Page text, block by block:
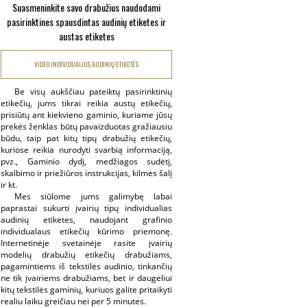
Suasmeninkite savo drabužius naudodami
pasirinktines spausdintas audinių etiketes ir
austas etiketes
VIDEO INDIVIDUALIOS AUDINIŲ ETIKETĖS
Be visų aukščiau pateiktų pasirinktinių
etikečių, jums tikrai reikia austų etikečių,
prisiūtų ant kiekvieno gaminio, kuriame jūsų
prekės ženklas būtų pavaizduotas gražiausiu
būdu, taip pat kitų tipų drabužių etikečių,
kuriose reikia nurodyti svarbią informaciją,
pvz., Gaminio dydį, medžiagos sudėtį,
skalbimo ir priežiūros instrukcijas, kilmės šalį
ir kt.
Mes siūlome jums galimybę labai
paprastai sukurti įvairių tipų individualias
audinių etiketes, naudojant grafinio
individualaus etikečių kūrimo priemonę.
Internetinėje svetainėje rasite įvairių
modelių drabužių etikečių drabužiams,
pagamintiems iš tekstilės audinio, tinkančių
ne tik įvairiems drabužiams, bet ir daugeliui
kitų tekstilės gaminių, kuriuos galite pritaikyti
realiu laiku greičiau nei per 5 minutes.